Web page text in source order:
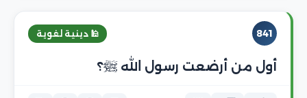
841 🕌 دينية لغوية
أول من أرضعت رسول الله ﷺ؟